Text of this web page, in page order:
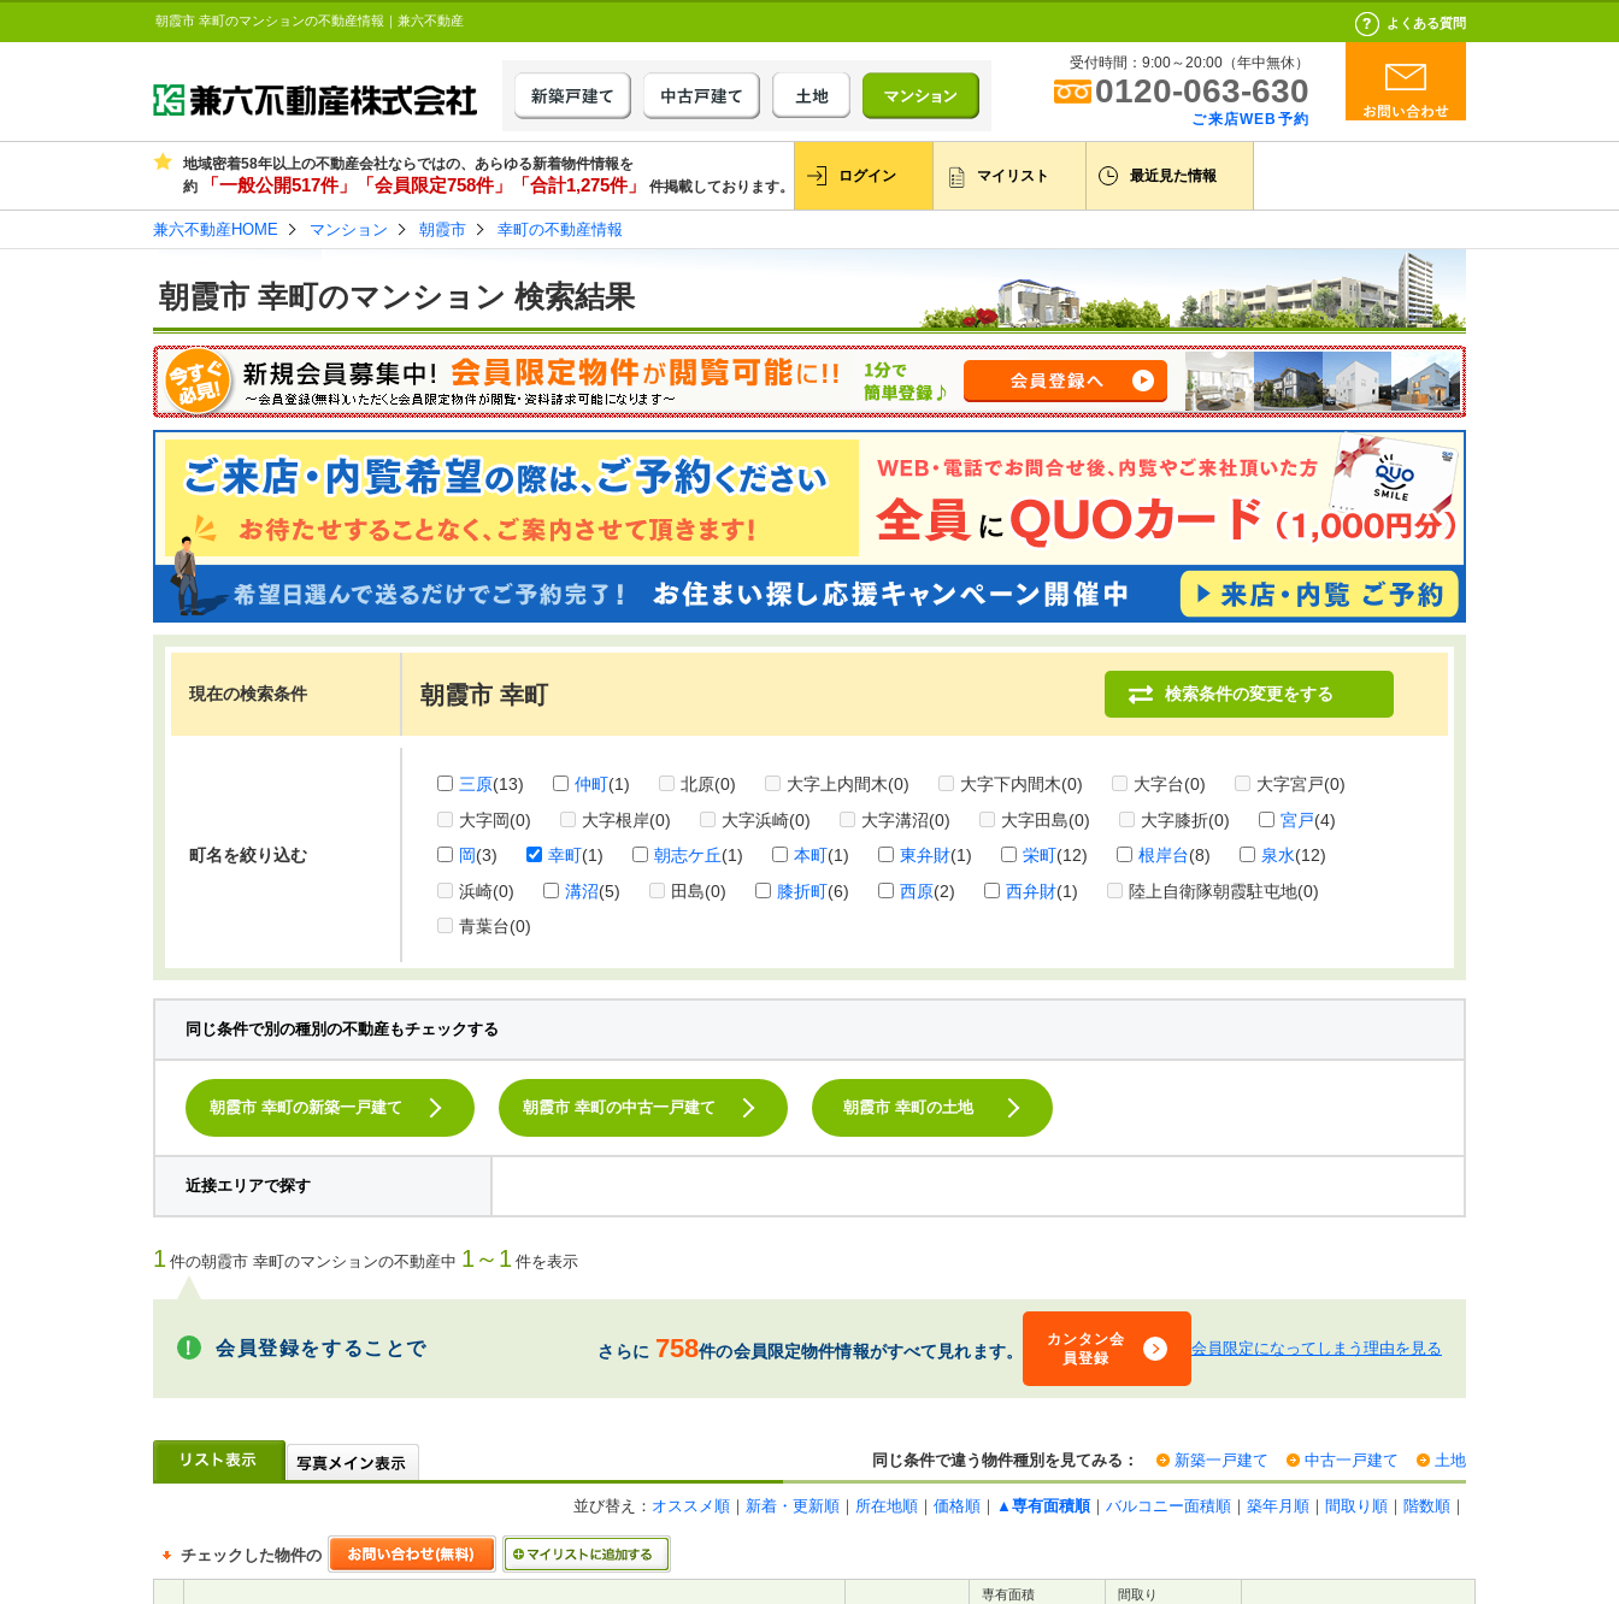
朝霞市 幸町のマンションの不動産情報｜兼六不動産 よくある質問
受付時間：9:00～20:00（年中無休）
0120-063-630
ご来店WEB予約
地域密着58年以上の不動産会社ならではの、あらゆる新着物件情報を
約
「一般公開517件」「会員限定758件」「合計1,275件」 件掲載しております。
ログイン マイリスト 最近見た情報
兼六不動産HOME マンション 朝霞市 幸町の不動産情報
朝霞市 幸町のマンション 検索結果
現在の検索条件 朝霞市 幸町 検索条件の変更をする
町名を絞り込む
三原(13) 仲町(1) 北原(0) 大字上内間木(0) 大字下内間木(0) 大字台(0) 大字宮戸(0)
大字岡(0) 大字根岸(0) 大字浜崎(0) 大字溝沼(0) 大字田島(0) 大字膝折(0) 宮戸(4)
岡(3) 幸町(1) 朝志ケ丘(1) 本町(1) 東弁財(1) 栄町(12) 根岸台(8) 泉水(12)
浜崎(0) 溝沼(5) 田島(0) 膝折町(6) 西原(2) 西弁財(1) 陸上自衛隊朝霞駐屯地(0)
青葉台(0)
同じ条件で別の種別の不動産もチェックする
朝霞市 幸町の新築一戸建て 朝霞市 幸町の中古一戸建て 朝霞市 幸町の土地
近接エリアで探す
1 件の朝霞市 幸町のマンションの不動産中 1～1 件を表示
会員登録をすることで さらに 758件の会員限定物件情報がすべて見れます。
カンタン会
員登録
会員限定になってしまう理由を見る
同じ条件で違う物件種別を見てみる： 新築一戸建て 中古一戸建て 土地
並び替え： オススメ順 ｜ 新着・更新順 ｜ 所在地順 ｜ 価格順 ｜ ▲専有面積順｜ バルコニー面積順 ｜ 築年月順 ｜ 間取り順 ｜ 階数順 ｜
チェックした物件の
専有面積
間取り